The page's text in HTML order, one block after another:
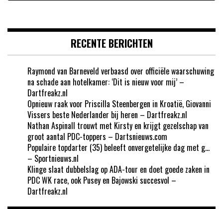
RECENTE BERICHTEN
Raymond van Barneveld verbaasd over officiële waarschuwing
na schade aan hotelkamer: ‘Dit is nieuw voor mij’ –
Dartfreakz.nl
Opnieuw raak voor Priscilla Steenbergen in Kroatië, Giovanni
Vissers beste Nederlander bij heren – Dartfreakz.nl
Nathan Aspinall trouwt met Kirsty en krijgt gezelschap van
groot aantal PDC-toppers – Dartsnieuws.com
Populaire topdarter (35) beleeft onvergetelijke dag met g…
– Sportnieuws.nl
Klinge slaat dubbelslag op ADA-tour en doet goede zaken in
PDC WK race, ook Pusey en Bajowski succesvol –
Dartfreakz.nl